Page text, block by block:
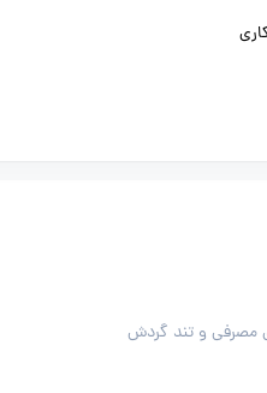
مصرفی و تند گردش